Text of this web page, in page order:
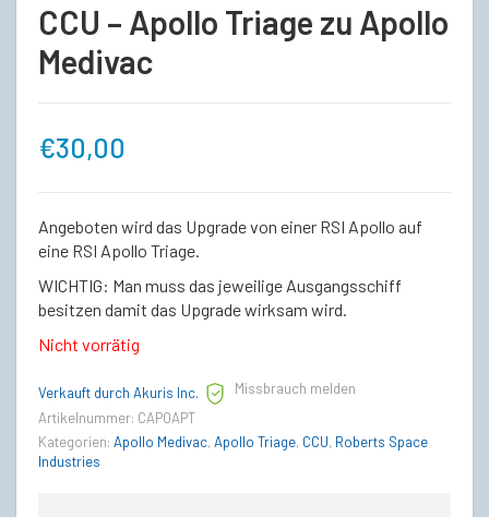
CCU – Apollo Triage zu Apollo
Medivac
€30,00
Angeboten wird das Upgrade von einer RSI Apollo auf
eine RSI Apollo Triage.
WICHTIG: Man muss das jeweilige Ausgangsschiff
besitzen damit das Upgrade wirksam wird.
Nicht vorrätig
Verkauft durch Akuris Inc.
Missbrauch melden
Artikelnummer: CAPOAPT
Kategorien: Apollo Medivac, Apollo Triage, CCU, Roberts Space
Industries